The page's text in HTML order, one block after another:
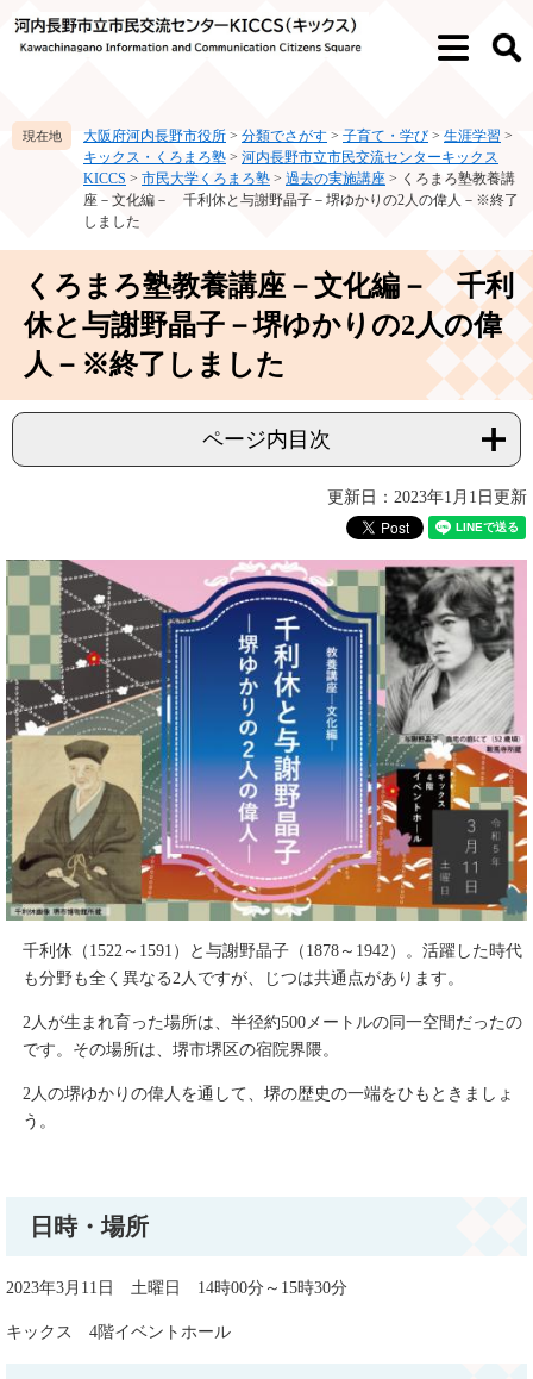
ー
ニ
メ
検
大阪府河内長野市役所 > 分類でさがす > 子育て・学び > 生涯学習 >
キックス・くろまろ塾 > 河内長野市立市民交流センターキックス
KICCS > 市民大学くろまろ塾 > 過去の実施講座 > くろまろ塾教養講
座－文化編－ 千利休と与謝野晶子－堺ゆかりの2人の偉人－※終了
しました
くろまろ塾教養講座－文化編－ 千利
休と与謝野晶子－堺ゆかりの2人の偉
人－※終了しました
ページ内目次
更新日：2023年1月1日更新
千利休（1522～1591）と与謝野晶子（1878～1942）。活躍した時代
も分野も全く異なる2人ですが、じつは共通点があります。
2人が生まれ育った場所は、半径約500メートルの同一空間だったの
です。その場所は、堺市堺区の宿院界隈。
2人の堺ゆかりの偉人を通して、堺の歴史の一端をひもときましょ
う。
日時・場所
2023年3月11日 土曜日 14時00分～15時30分
キックス 4階イベントホール